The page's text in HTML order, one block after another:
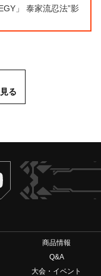
」 泰家流忍法”影
る
ヴァンガードch
商品情報
Q&A
大会・イベント